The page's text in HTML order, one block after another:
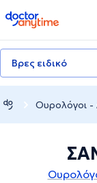
doctoranytime
Βρες ειδικό
Ουρολόγοι -